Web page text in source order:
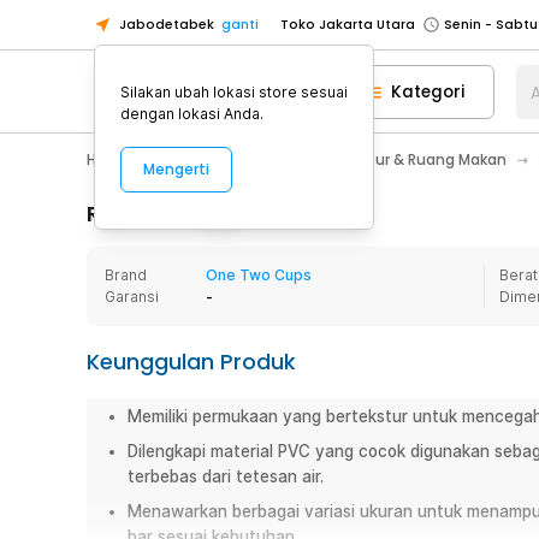
Jabodetabek ganti Toko Jakarta Utara
Toko Tangerang
Toko Cikupa
Pick n Go Jakarta Barat
Senin -
Pick n Go Bekasi
Senin - Jumat
Senin - Jumat
Senin -
Toko Jakarta Barat
Senin -
Toko Tangerang
Pick n Go Jakarta Barat
Senin -
Pick n Go Bekasi
Senin - Jumat
Kategori
Home Appliance Perlengkapan Dapur & Ruang Makan
Rincian Produk
Brand
One Two Cups
Garansi
-
Keunggulan Produk
Memiliki permukaan yang bertekstur untuk
Dilengkapi material PVC yang cocok digunakan
terbebas dari tetesan air.
Menawarkan berbagai variasi ukuran untuk
Silakan ubah lokasi store sesuai
dengan lokasi Anda.
Mengerti